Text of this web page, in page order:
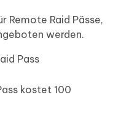
Remote Raid Pässe,
werden.
Pass
kostet 100